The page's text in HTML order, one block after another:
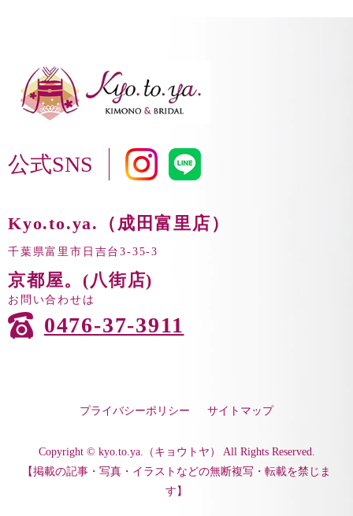
公式SNS
Kyo.to.ya.（成田富里店）
千葉県富里市日吉台3-35-3
京都屋。(八街店)
お問い合わせは
0476-37-3911
プライバシーポリシー サイトマップ
Copyright © kyo.to.ya.（キョウトヤ） All Rights Reserved.
【掲載の記事・写真・イラストなどの無断複写・転載を禁じま
す】